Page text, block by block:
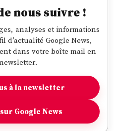
nous suivre !
analyses et informations
d’actualité Google News,
dans votre boîte mail en
à la newsletter
Google News